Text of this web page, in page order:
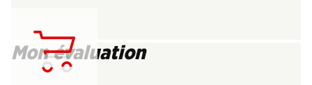
Mon évaluation